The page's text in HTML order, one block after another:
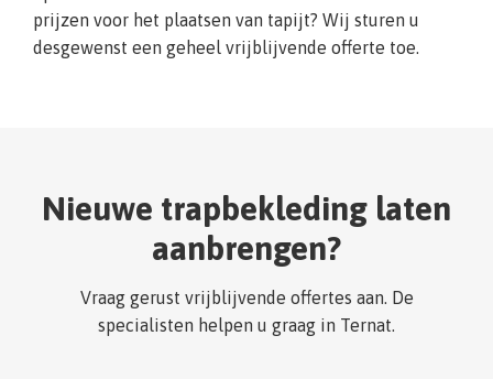
prijzen voor het plaatsen van tapijt? Wij sturen u
desgewenst een geheel vrijblijvende offerte toe.
Nieuwe trapbekleding laten
aanbrengen?
Vraag gerust vrijblijvende offertes aan. De
specialisten helpen u graag in Ternat.